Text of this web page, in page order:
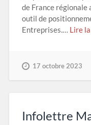
de France régionale
outil de
Entreprises.… Lire
17 octobre 2023
Infolettre